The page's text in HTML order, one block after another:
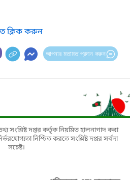
ক্লিক করুন
আপনার মতামত প্রদান করুন
দপ্তর কর্তৃক নিয়মিত হালনাগাদ করা
নিশ্চিত করতে সংশ্লিষ্ট দপ্তর সর্বদা
সচেষ্ট।